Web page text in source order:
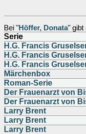
Bei "Höffer, Donata" gibt
Serie
H.G. Francis
H.G. Francis
H.G. Francis
Märchenbox
Roman-Serie
Der Frauenarzt von
Der Frauenarzt von
Larry Brent
Larry Brent
Larry Brent